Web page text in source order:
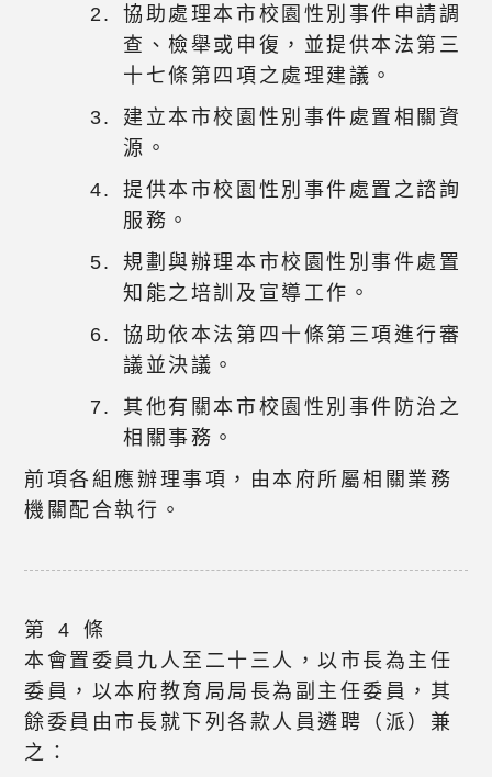
協助處理本市校園性別事件申請調
查、檢舉或申復，並提供本法第三
十七條第四項之處理建議。
建立本市校園性別事件處置相關資
源。
提供本市校園性別事件處置之諮詢
服務。
規劃與辦理本市校園性別事件處置
知能之培訓及宣導工作。
協助依本法第四十條第三項進行審
議並決議。
其他有關本市校園性別事件防治之
相關事務。
前項各組應辦理事項，由本府所屬相關業務
機關配合執行。
第 4 條
本會置委員九人至二十三人，以市長為主任
委員，以本府教育局局長為副主任委員，其
餘委員由市長就下列各款人員遴聘（派）兼
之：